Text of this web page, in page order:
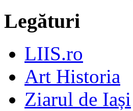
Legături
LIIS.ro
Art Historia
Ziarul de Iași